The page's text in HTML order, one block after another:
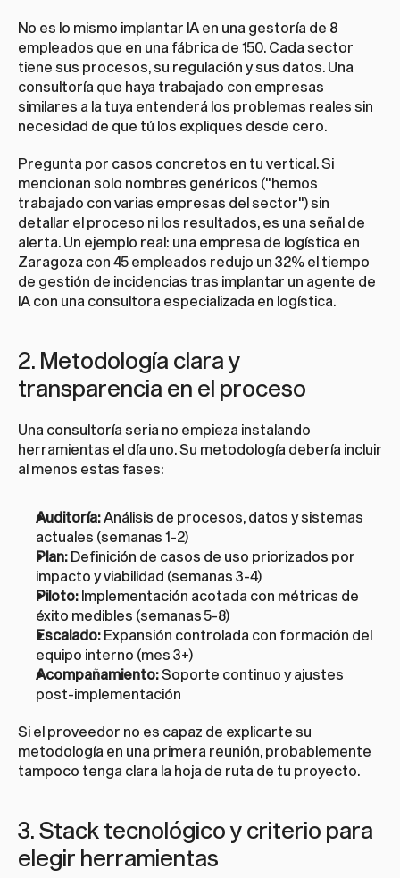
No es lo mismo implantar IA en una gestoría de 8
empleados que en una fábrica de 150. Cada sector
tiene sus procesos, su regulación y sus datos. Una
consultoría que haya trabajado con empresas
similares a la tuya entenderá los problemas reales sin
necesidad de que tú los expliques desde cero.
Pregunta por casos concretos en tu vertical. Si
mencionan solo nombres genéricos ("hemos
trabajado con varias empresas del sector") sin
detallar el proceso ni los resultados, es una señal de
alerta. Un ejemplo real: una empresa de logística en
Zaragoza con 45 empleados redujo un 32% el tiempo
de gestión de incidencias tras implantar un agente de
IA con una consultora especializada en logística.
2. Metodología clara y
transparencia en el proceso
Una consultoría seria no empieza instalando
herramientas el día uno. Su metodología debería incluir
al menos estas fases:
Auditoría: Análisis de procesos, datos y sistemas
actuales (semanas 1-2)
Plan: Definición de casos de uso priorizados por
impacto y viabilidad (semanas 3-4)
Piloto: Implementación acotada con métricas de
éxito medibles (semanas 5-8)
Escalado: Expansión controlada con formación del
equipo interno (mes 3+)
Acompañamiento: Soporte continuo y ajustes
post-implementación
Si el proveedor no es capaz de explicarte su
metodología en una primera reunión, probablemente
tampoco tenga clara la hoja de ruta de tu proyecto.
3. Stack tecnológico y criterio para
elegir herramientas